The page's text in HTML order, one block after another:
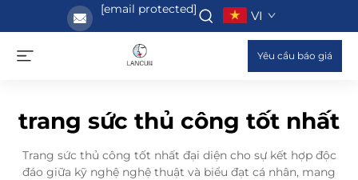
[email protected] VI
Yêu cầu báo giá
trang sức thủ công tốt nhất
Trang sức thủ công tốt nhất đại diện cho sự kết hợp độc
đáo giữa kỹ nghệ nghệ thuật và biểu đạt cá nhân, mang